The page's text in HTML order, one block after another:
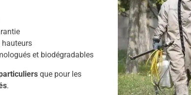
hauteurs
et biodégradables
que pour les
.